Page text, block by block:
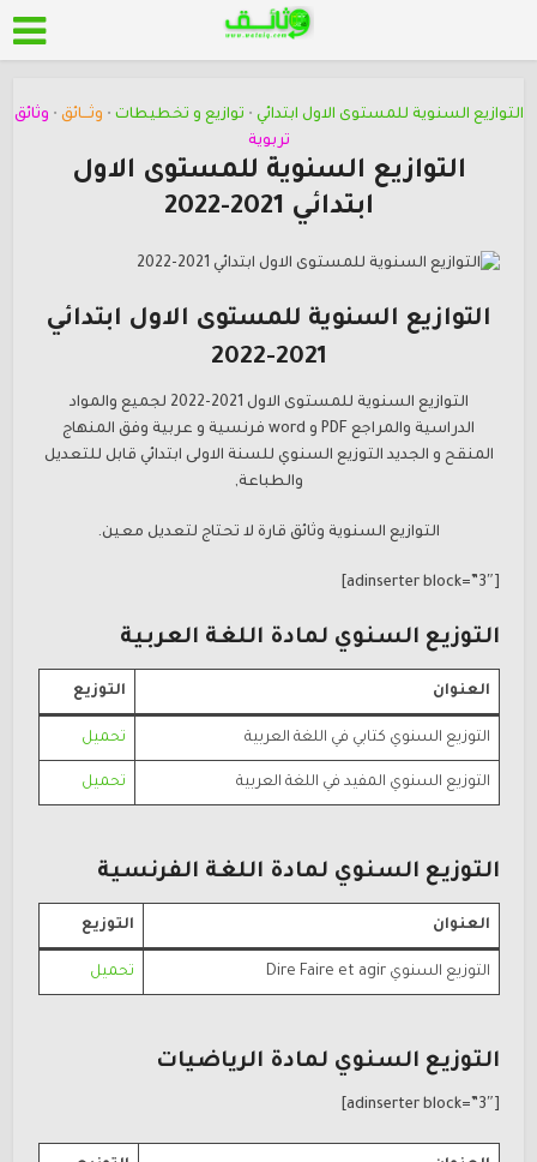
التوازيع السنوية للمستوى الاول ابتدائي • توازيع و تخطيطات • وثـــائق • وثائق
تربوية
التوازيع السنوية للمستوى الاول
ابتدائي 2021-2022
التوازيع السنوية للمستوى الاول ابتدائي
2021-2022
التوازيع السنوية للمستوى الاول 2021-2022 لجميع والمواد
الدراسية والمراجع PDF و word فرنسية و عربية وفق المنهاج
المنقح و الجديد التوزيع السنوي للسنة الاولى ابتدائي قابل للتعديل
والطباعة,
التوازيع السنوية وثائق قارة لا تحتاج لتعديل معين.
[adinserter block=”3″]
التوزيع السنوي لمادة اللغة العربية
العنوان التوزيع
التوزيع السنوي كتابي في اللغة العربية تحميل
التوزيع السنوي المفيد في اللغة العربية تحميل
التوزيع السنوي لمادة اللغة الفرنسية
العنوان التوزيع
التوزيع السنوي Dire Faire et agir تحميل
التوزيع السنوي لمادة الرياضيات
[adinserter block=”3″]